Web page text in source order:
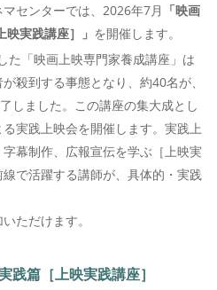
センターでは、2026年7月 「映画
実践講座］」 を開催します。
た「映画上映専門家養成講座」は
殺到する事態となり、約40名が、
しました。この講座の集大成とし
実践上映会を開催します。実践上
幕制作、広報宣伝を学ぶ［上映実
で活躍する講師が、具体的・実践
ただけます。
践篇［上映実践講座］